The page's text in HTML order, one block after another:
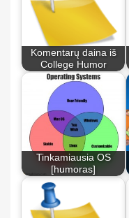
Komentarų daina iš
College Humor
Tinkamiausia OS
[humoras]